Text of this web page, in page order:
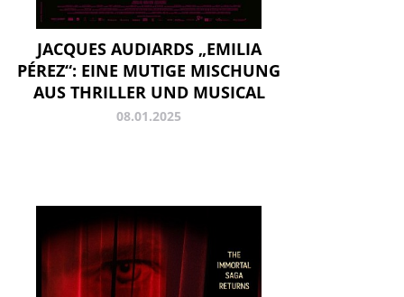
JACQUES AUDIARDS „EMILIA
PÉREZ“: EINE MUTIGE MISCHUNG
AUS THRILLER UND MUSICAL
08.01.2025